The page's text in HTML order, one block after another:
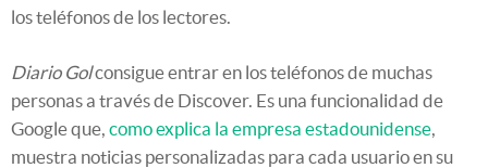
los teléfonos de los lectores.
Diario Golconsigue entrar en los teléfonos de muchas
personas a través de Discover. Es una funcionalidad de
Google que, como explica la empresa estadounidense
muestra noticias personalizadas para cada usuario en su